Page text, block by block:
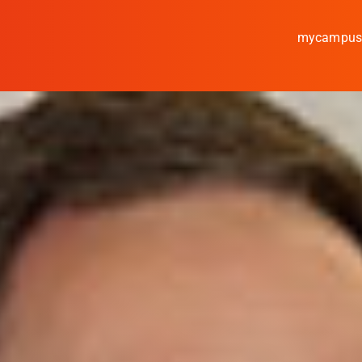
mycampus
Studieren
Kooperieren
Hochschule Coburg